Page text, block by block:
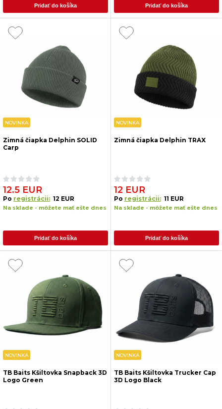
Pridať do košíka Pridať do košíka
NOVINKA
Zimná čiapka Delphin SOLID
Carp
12.5 EUR
Po registrácii: 12 EUR
Na sklade - môžete mať ešte dnes
Pridať do košíka
NOVINKA
Zimná čiapka Delphin TRAX
12 EUR
Po registrácii: 11 EUR
Na sklade - môžete mať ešte dnes
Pridať do košíka
NOVINKA
TB Baits Kšiltovka Snapback 3D
Logo Green
NOVINKA
TB Baits Kšiltovka Trucker Cap
3D Logo Black